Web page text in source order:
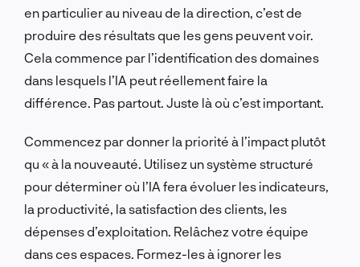
en particulier au niveau de la direction, c’est de
produire des résultats que les gens peuvent voir.
Cela commence par l’identification des domaines
dans lesquels l’IA peut réellement faire la
différence. Pas partout. Juste là où c’est important.
Commencez par donner la priorité à l’impact plutôt
qu « à la nouveauté. Utilisez un système structuré
pour déterminer où l’IA fera évoluer les indicateurs,
la productivité, la satisfaction des clients, les
dépenses d’exploitation. Relâchez votre équipe
dans ces espaces. Formez-les à ignorer les